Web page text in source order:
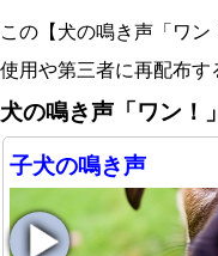
この【犬の鳴き声「ワ
使用や第三者に再配布す
犬の鳴き声「ワン！
子犬の鳴き声